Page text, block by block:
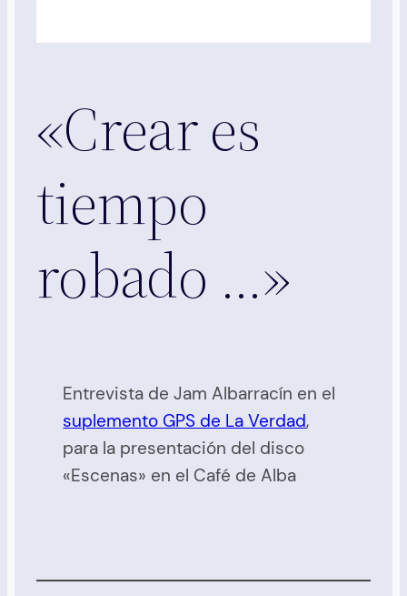
«Crear es
tiempo
robado …»
Entrevista de Jam Albarracín en el
suplemento GPS de La Verdad,
para la presentación del disco
«Escenas» en el Café de Alba